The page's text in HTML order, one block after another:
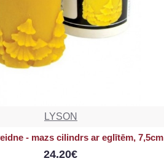
LYSON
- mazs cilindrs ar eglītēm, 7,5cm
24.20€